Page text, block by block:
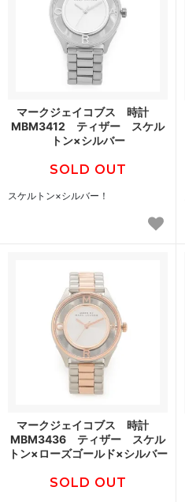
マークジェイコブス 時計
MBM3412 ティザー スケル
トン×シルバー
SOLD OUT
スケルトン×シルバー！
マークジェイコブス 時計
MBM3436 ティザー スケル
トン×ローズゴールド×シルバー
SOLD OUT